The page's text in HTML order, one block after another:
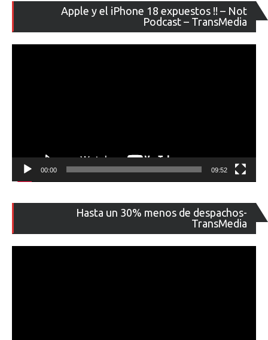
Apple y el iPhone 18 expuestos !! – Not
Podcast – TransMedia
de
00:00 09:52
Hasta un 30% menos de despachos-
TransMedia
de